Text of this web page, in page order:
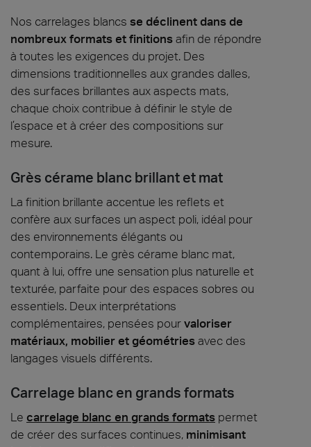
Nos carrelages blancs se déclinent dans de
nombreux formats et finitionsafin de répondre
à toutes les exigences du projet. Des
dimensions traditionnelles aux grandes dalles,
des surfaces brillantes aux aspects mats,
chaque choix contribue à définir le style de
l’espace et à créer des compositions sur
mesure.
Grès cérame blanc brillant et mat
La finition brillante accentue les reflets et
confère aux surfaces un aspect poli, idéal pour
des environnements élégants ou
contemporains. Le grès cérame blanc mat,
quant à lui, offre une sensation plus naturelle et
texturée, parfaite pour des espaces sobres ou
essentiels. Deux interprétations
complémentaires, pensées pourvaloriser
matériaux, mobilier et géométriesavec des
langages visuels différents.
Carrelage blanc en grands formats
Le carrelage blanc en grands formats permet
de créer des surfaces continues, minimisant